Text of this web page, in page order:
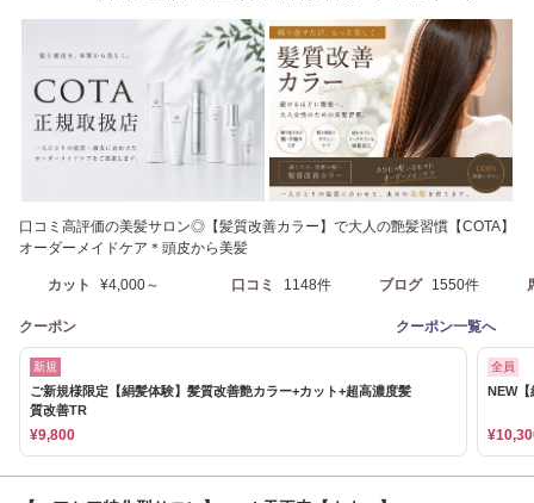
口コミ高評価の美髪サロン◎【髪質改善カラー】で大人の艶髪習慣【COTA】
オーダーメイドケア＊頭皮から美髪
カット ¥4,000～ 口コミ 1148件 ブログ 1550件
クーポン クーポン一覧へ
新規
ご新規様限定【絹髪体験】髪質改善艶カラー+カット+超高濃度髪
質改善TR
¥9,800
全員
NEW【